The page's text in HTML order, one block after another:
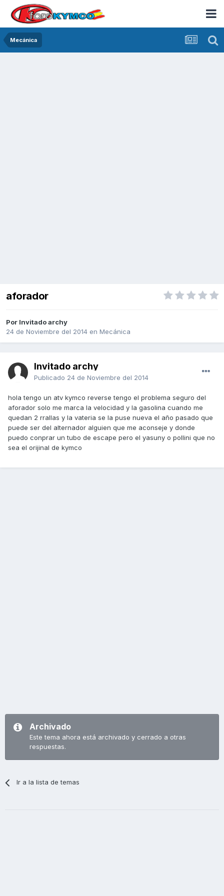
Mecánica
aforador
Por Invitado archy
24 de Noviembre del 2014 en Mecánica
Invitado archy
Publicado 24 de Noviembre del 2014
hola tengo un atv kymco reverse tengo el problema seguro del
aforador solo me marca la velocidad y la gasolina cuando me
quedan 2 rrallas y la vateria se la puse nueva el año pasado que
puede ser del alternador alguien que me aconseje y donde
puedo conprar un tubo de escape pero el yasuny o pollini que no
sea el orijinal de kymco
Archivado
Este tema ahora está archivado y cerrado a otras
respuestas.
Ir a la lista de temas